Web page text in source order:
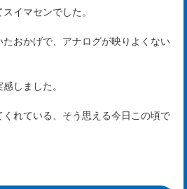
イマセンでした。
おかげで、アナログが映りよくない
しました。
れている、そう思える今日この頃で